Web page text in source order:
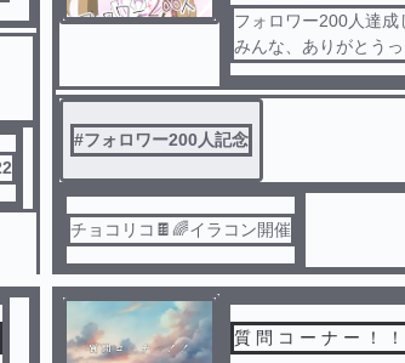
フォロワー200人達成
みんな、ありがとうっ
#フォロワー200人記念
チョコリコ🍫🌈イラコン開催
質 問 コ ー ナ ー ！ ！